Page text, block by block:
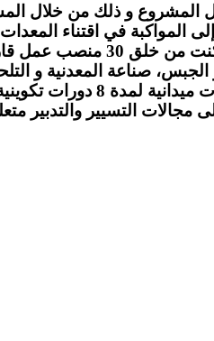
و ذلك من خلال
المواكبة في اقتناء
مقاولات شابة.
صناعة المعدنية و
التسيير والتدبير